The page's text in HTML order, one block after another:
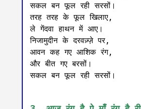
सकल बन फूल रही सरसों।
तरह तरह के फूल खिलाए,
ले गेंदवा हाथन में आए।
निजामुदीन के दरवज़्ज़े पर,
आवन कह गए आशिक रंग,
और बीत गए बरसों।
सकल बन फूल रही सरसों।